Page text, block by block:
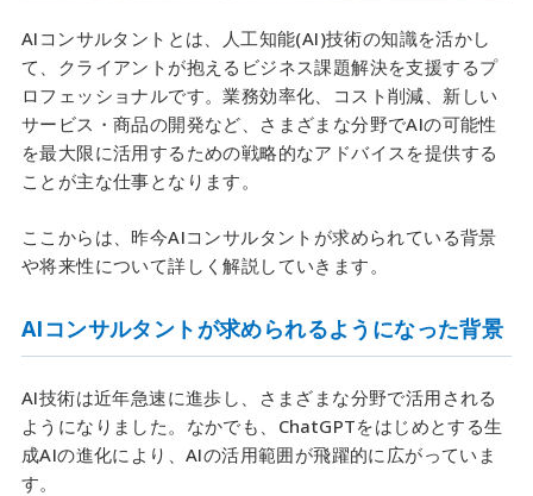
AIコンサルタントとは、人工知能(AI)技術の知識を活かし
て、クライアントが抱えるビジネス課題解決を支援するプ
ロフェッショナルです。業務効率化、コスト削減、新しい
サービス・商品の開発など、さまざまな分野でAIの可能性
を最大限に活用するための戦略的なアドバイスを提供する
ことが主な仕事となります。
ここからは、昨今AIコンサルタントが求められている背景
や将来性について詳しく解説していきます。
AIコンサルタントが求められるようになった背景
AI技術は近年急速に進歩し、さまざまな分野で活用される
ようになりました。なかでも、ChatGPTをはじめとする生
成AIの進化により、AIの活用範囲が飛躍的に広がっていま
す。